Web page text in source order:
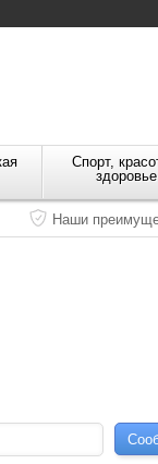
Спорт,
здоровье
Наши